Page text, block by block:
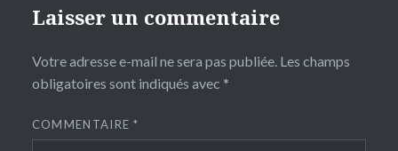
Laisser un commentaire
Votre adresse e-mail ne sera pas publiée. Les champs
obligatoires sont indiqués avec *
COMMENTAIRE*